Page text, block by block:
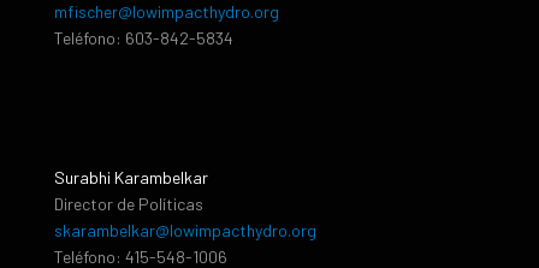
mfischer@lowimpacthydro.org
Teléfono: 603-842-5834
Surabhi Karambelkar
Director de Políticas
skarambelkar@lowimpacthydro.org
Teléfono: 415-548-1006